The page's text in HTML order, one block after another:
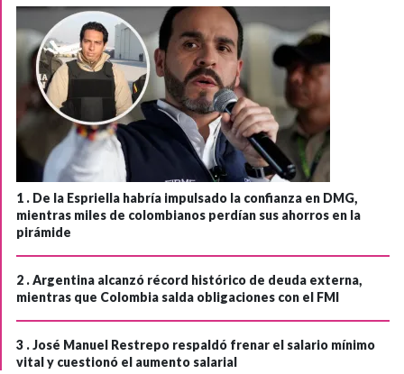
1 . De la Espriella habría impulsado la confianza en DMG,
mientras miles de colombianos perdían sus ahorros en la
pirámide
2 .Argentina alcanzó récord histórico de deuda externa,
mientras que Colombia salda obligaciones con el FMI
3 .José Manuel Restrepo respaldó frenar el salario mínimo
vital y cuestionó el aumento salarial